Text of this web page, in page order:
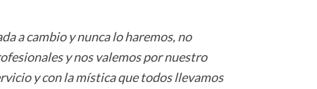
a cambio y nunca lo haremos, no
y nos valemos por nuestro
y con la mística que todos llevamos